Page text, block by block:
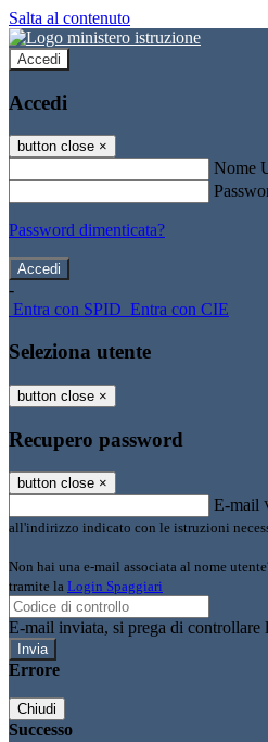
Salta al contenuto
Accedi
Accedi
button close ×
Nome
Password dimenticata?
-
Entra con SPID Entra con CIE
Seleziona utente
button close ×
Recupero password
button close ×
E-mail
all'indirizzo indicato con le istruzioni
Non hai una e-mail associata al nome
tramite la Login Spaggiari
E-mail inviata, si prega di controllare
Errore
Chiudi
Successo